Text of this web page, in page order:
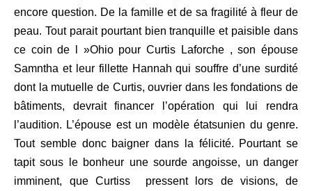
encore question. De la famille et de sa fragilité à fleur de
peau. Tout parait pourtant bien tranquille et paisible dans
ce coin de l »Ohio pour Curtis Laforche , son épouse
Samntha et leur fillette Hannah qui souffre d’une surdité
dont la mutuelle de Curtis, ouvrier dans les fondations de
bâtiments, devrait financer l’opération qui lui rendra
l’audition. L’épouse est un modèle étatsunien du genre.
Tout semble donc baigner dans la félicité. Pourtant se
tapit sous le bonheur une sourde angoisse, un danger
imminent, que Curtiss pressent lors de visions, de